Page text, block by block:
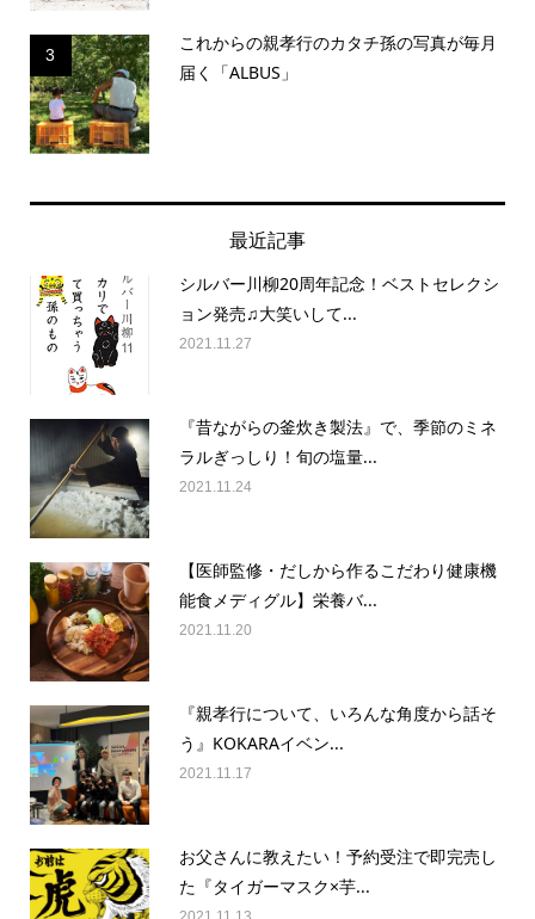
3
これからの親孝行のカタチ孫の写真が毎月
届く「ALBUS」
最近記事
シルバー川柳20周年記念！ベストセレクシ
ョン発売♫大笑いして...
2021.11.27
『昔ながらの釜炊き製法』で、季節のミネ
ラルぎっしり！旬の塩量...
2021.11.24
【医師監修・だしから作るこだわり健康機
能食メディグル】栄養バ...
2021.11.20
『親孝行について、いろんな角度から話そ
う』KOKARAイベン...
2021.11.17
お父さんに教えたい！予約受注で即完売し
た『タイガーマスク×芋...